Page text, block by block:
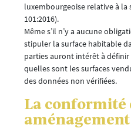
luxembourgeoise relative à la
101:2016).
Même s’il n’y a aucune
stipuler la surface habitable
parties auront intérêt à
quelles sont les surfaces
des données non vérifiées.
La conformité
aménagement